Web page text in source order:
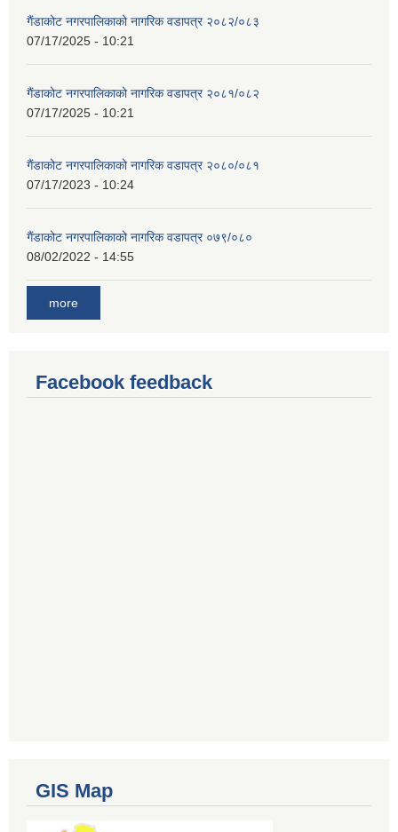
गैंडाकोट नगरपालिकाको नागरिक वडापत्र २०८२/०८३
07/17/2025 - 10:21
गैंडाकोट नगरपालिकाको नागरिक वडापत्र २०८१/०८२
07/17/2025 - 10:21
गैंडाकोट नगरपालिकाको नागरिक वडापत्र २०८०/०८१
07/17/2023 - 10:24
गैंडाकोट नगरपालिकाको नागरिक वडापत्र ०७९/०८०
08/02/2022 - 14:55
more
Facebook feedback
GIS Map